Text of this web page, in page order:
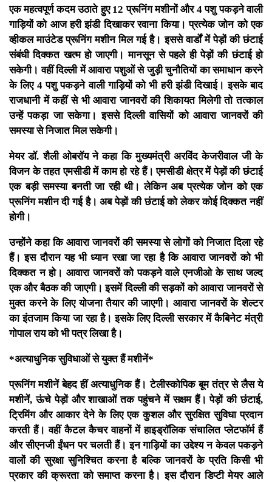
एक महत्वपूर्ण कदम उठाते हुए 12 प्रूनिंग मशीनों और 4 पशु पकड़ने वाली
गाड़ियों को आज हरी झंडी दिखाकर रवाना किया। प्रत्येक जोन को एक
व्हीकल माउंटेड प्रूनिंग मशीन मिल गई है। इससे वार्डों में पेड़ों की छंटाई
संबंधी दिक्कत खत्म हो जाएगी। मानसून से पहले ही पेड़ों की छंटाई हो
सकेगी। वहीं दिल्ली में आवारा पशुओं से जुड़ी चुनौतियों का समाधान करने
के लिए 4 पशु पकड़ने वाली गाड़ियों को भी हरी झंडी दिखाई। इसके बाद
राजधानी में कहीं से भी आवारा जानवरों की शिकायत मिलेगी तो तत्काल
उन्हें पकड़ा जा सकेगा। इससे दिल्ली वासियों को आवारा जानवरों की
समस्या से निजात मिल सकेगी।
मेयर डॉ. शैली ओबरॉय ने कहा कि मुख्यमंत्री अरविंद केजरीवाल जी के
विजन के तहत एमसीडी में काम हो रहे हैं। एमसीडी क्षेत्र में पेड़ों की छंटाई
एक बड़ी समस्या बनती जा रही थी। लेकिन अब प्रत्येक जोन को एक
प्रूनिंग मशीन दी गई है। अब पेड़ों की छंटाई को लेकर कोई दिक्कत नहीं
होगी।
उन्होंने कहा कि आवारा जानवरों की समस्या से लोगों को निजात दिला रहे
हैं। इस दौरान यह भी ध्यान रखा जा रहा है कि आवारा जानवरों को भी
दिक्कत न हो। आवारा जानवरों को पकड़ने वाले एनजीओ के साथ जल्द
एक और बैठक की जाएगी। इसमें दिल्ली की सड़कों को आवारा जानवरों से
मुक्त करने के लिए योजना तैयार की जाएगी। आवारा जानवरों के शेल्टर
का इंतजाम किया जा रहा है। इसके लिए दिल्ली सरकार में कैबिनेट मंत्री
गोपाल राय को भी पत्र लिखा है।
*अत्याधुनिक सुविधाओं से युक्त हैं मशीनें*
प्रूनिंग मशीनें बेहद हीं अत्याधुनिक हैं। टेलीस्कोपिक बूम तंत्र से लैस ये
मशीनें, ऊंचे पेड़ों और शाखाओं तक पहुंचने में सक्षम हैं। पेड़ों की छंटाई,
ट्रिमिंग और आकार देने के लिए एक कुशल और सुरक्षित सुविधा प्रदान
करती हैं। वहीं कैटल कैचर वाहनों में हाइड्रॉलिक संचालित प्लेटफॉर्म हैं
और सीएनजी ईंधन पर चलती हैं। इन गाड़ियों का उद्देश्य न केवल पकड़ने
वालों की सुरक्षा सुनिश्चित करना है बल्कि जानवरों के प्रति किसी भी
प्रकार की क्रूरता को समाप्त करना है। इस दौरान डिप्टी मेयर आले